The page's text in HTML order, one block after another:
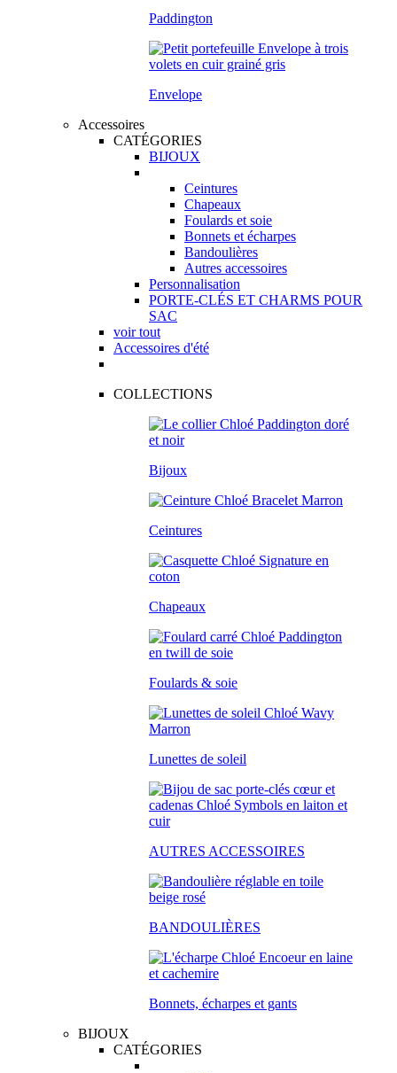
Paddington
Envelope
Accessoires
CATÉGORIES
BIJOUX
Ceintures
Chapeaux
Foulards et soie
Bonnets et écharpes
Bandoulières
Autres accessoires
Personnalisation
PORTE-CLÉS ET CHARMS POUR
SAC
voir tout
Accessoires d'été
COLLECTIONS
Bijoux
Ceintures
Chapeaux
Foulards & soie
Lunettes de soleil
AUTRES ACCESSOIRES
BANDOULIÈRES
Bonnets, écharpes et gants
BIJOUX
CATÉGORIES